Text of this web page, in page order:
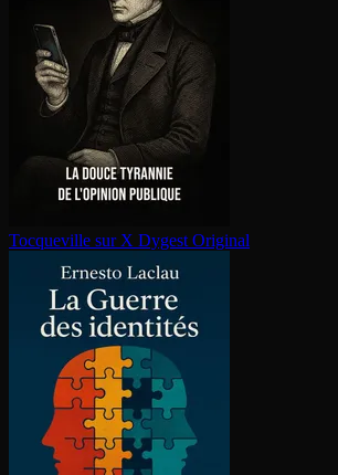
Tocqueville sur X Dygest Original